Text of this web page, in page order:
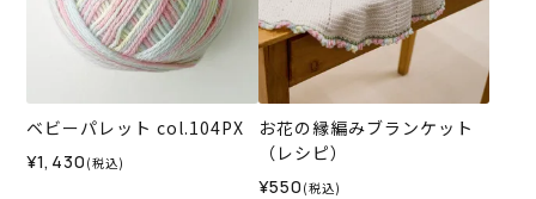
ベビーパレット col.104PX
¥1,430 (税込)
お花の縁編みブランケット
（レシピ）
¥550 (税込)